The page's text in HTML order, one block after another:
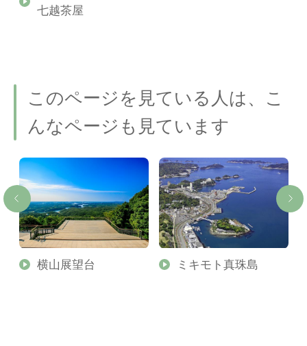
七越茶屋
このページを見ている人は、こ
んなページも見ています
横山展望台 ミキモト真珠島